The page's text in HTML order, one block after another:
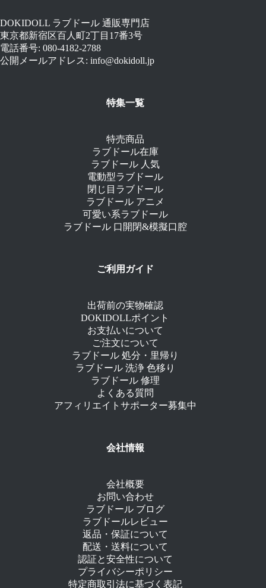
DOKIDOLL ラブドール 通販専門店
東京都新宿区百人町2丁目17番3号
電話番号: 080-4182-2788
公開メールアドレス: info@dokidoll.jp
特集一覧
特売商品
ラブドール在庫
ラブドール 人気
電動型ラブドール
閉じ目ラブドール
ラブドール アニメ
可愛い系ラブドール
ラブドール 口開閉&模擬口腔
ご利用ガイド
出荷前の実物確認
DOKIDOLLポイント
お支払いについて
ご注文について
ラブドール 処分・里帰り
ラブドール 洗浄 色移り
ラブドール 修理
よくある質問
アフィリエイトサポーター募集中
会社情報
会社概要
お問い合わせ
ラブドール ブログ
ラブドールレビュー
返品・保証について
配送・送料について
認証と安全性について
プライバシーポリシー
特定商取引法に基づく表記